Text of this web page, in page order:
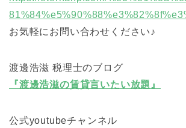
お気軽にお問い合わせください♪
渡邊浩滋 税理士のブログ
『渡邊浩滋の賃貸言いたい放題』
公式youtubeチャンネル